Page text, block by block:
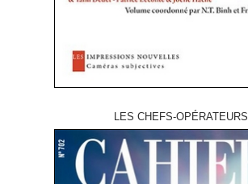
LES CHEFS-OPÉRATEURS